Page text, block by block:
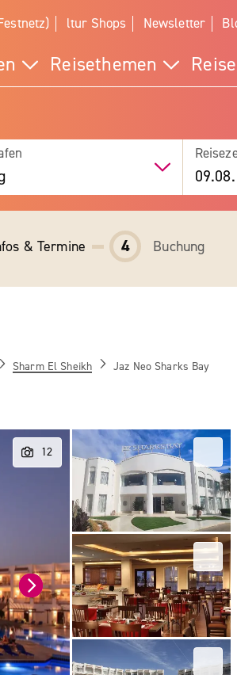
ltur Shops Newsletter
Reisethemen
09.08.
& Termine 4 Buchung
Sharm El Sheikh Jaz Neo Sharks Bay